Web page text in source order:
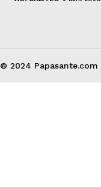
© 2024 Papasante.com